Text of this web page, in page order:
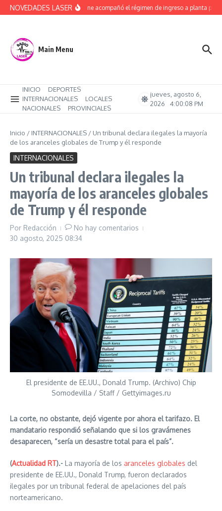
Saltar al contenido
NOVEDADES LASERBernatene acompañó el régimen de ingreso a planta
Main Menu
INICIO
DEPORTES
INTERNACIONALES
LOCALES
NACIONALES
PROVINCIALES
jueves, agosto 6,
2026
4:00:09 PM
Inicio / INTERNACIONALES / Un tribunal declara ilegales la mayoría
de los aranceles globales de Trump y él responde
INTERNACIONALES
Un tribunal declara ilegales la
mayoría de los aranceles globales
de Trump y él responde
Por Redacción
No hay comentarios
30 agosto, 2025 08:34
El presidente de EE.UU., Donald Trump. (Archivo) Chip
Somodevilla / Staff / Gettyimages.ru
La corte, no obstante, dejó vigente por ahora el tarifazo. El
mandatario respondió señalando que si los gravámenes
desaparecen, “sería un desastre total para el país”.
(Actualidad RT).- La mayoría de los aranceles globales del
presidente de EE.UU., Donald Trump, fueron declarados
ilegales por un tribunal federal de apelaciones del país
norteamericano.